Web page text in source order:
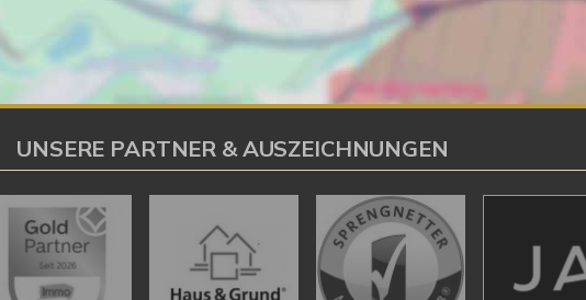
UNSERE PARTNER & AUSZEICHNUNGEN